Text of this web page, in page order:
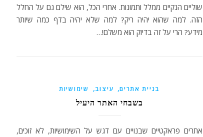
שוליים הנקיים ממלל ותמונות. אחרי הכל, הוא שילם גם על החלל
הזה. למה שהוא יהיה ריק? למה שלא יהיה בדף כמה שיותר
מידע? הרי על זה בדיוק הוא משלם!…
בניית אתרים, עיצוב, שימושיות
בשבחי האתר היעיל
אתרים פראקטיים שבנויים עם דגש על השימושיות, לא זוכים,